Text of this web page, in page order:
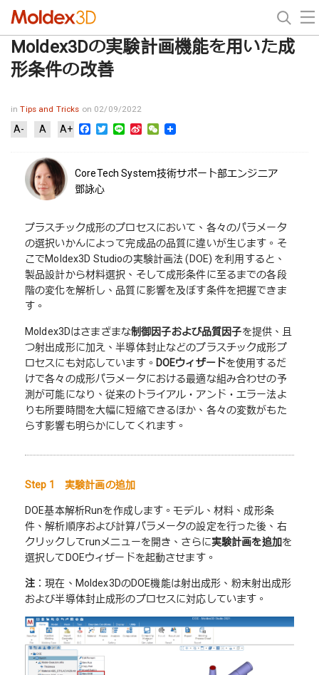
Moldex3Dの実験計画機能を用いた成
形条件の改善
inTips and Tricks on 02/09/2022
A- A A+ Facebook
Twitter
Line Sina WeChat
CoreTech System技術サポート部エンジニア
鄧詠心
プラスチック成形のプロセスにおいて、各々のパラメータ
の選択いかんによって完成品の品質に違いが生じます。そ
こでMoldex3D Studioの実験計画法 (DOE) を利用すると、
製品設計から材料選択、そして成形条件に至るまでの各段
階の変化を解析し、品質に影響を及ぼす条件を把握できま
す。
Moldex3Dはさまざまな制御因子および品質因子を提供、且
つ射出成形に加え、半導体封止などのプラスチック成形プ
ロセスにも対応しています。 DOEウィザードを使用するだ
けで各々の成形パラメータにおける最適な組み合わせの予
測が可能になり、従来のトライアル・アンド・エラー法よ
りも所要時間を大幅に短縮できるほか、各々の変数がもた
らす影響も明らかにしてくれます。
Step 1 実験計画の追加
DOE基本解析Runを作成します。モデル、材料、成形条
件、解析順序および計算パラメータの設定を行った後、右
クリックしてrunメニューを開き、さらに実験計画を追加を
選択してDOEウィザードを起動させます。
注 ：現在、Moldex3DのDOE機能は射出成形、粉末射出成形
および半導体封止成形のプロセスに対応しています。